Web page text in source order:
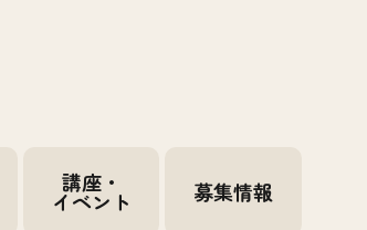
講座・
イベント 募集情報